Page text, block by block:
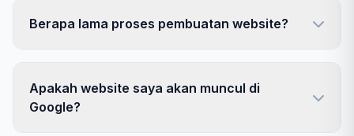
Berapa lama proses pembuatan website?
Apakah website saya akan muncul di
Google?